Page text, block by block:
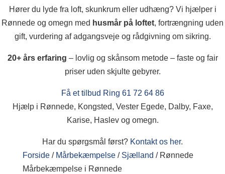
Hører du lyde fra loft, skunkrum eller udhæng? Vi hjælper i
Rønnede og omegn med husmår på loftet, fortrængning uden
gift, vurdering af adgangsveje og rådgivning om sikring.
20+ års erfaring – lovlig og skånsom metode – faste og fair
priser uden skjulte gebyrer.
Få et tilbud Ring 61 72 64 86
Hjælp i Rønnede, Kongsted, Vester Egede, Dalby, Faxe,
Karise, Haslev og omegn.
Har du spørgsmål først? Kontakt os her.
Forside / Mårbekæmpelse / Sjælland / Rønnede
Mårbekæmpelse i Rønnede